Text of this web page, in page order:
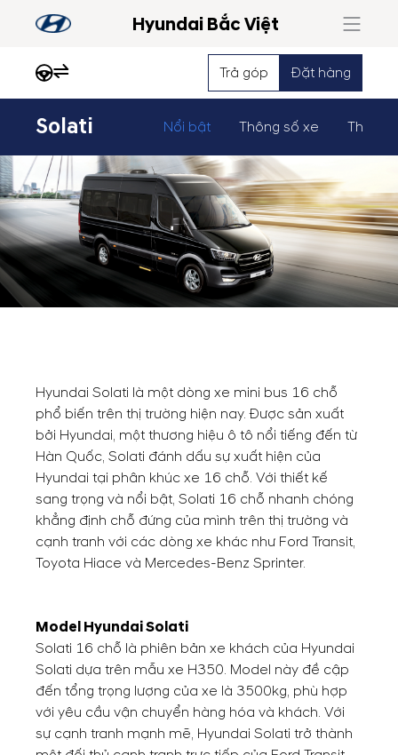
Hyundai Bắc Việt
Trả góp Đặt hàng
Solati Nổi bật Thông số xe Thông
Hyundai Solati là một dòng xe mini bus 16 chỗ
phổ biến trên thị trường hiện nay. Được sản xuất
bởi Hyundai, một thương hiệu ô tô nổi tiếng đến từ
Hàn Quốc, Solati đánh dấu sự xuất hiện của
Hyundai tại phân khúc xe 16 chỗ. Với thiết kế
sang trọng và nổi bật, Solati 16 chỗ nhanh chóng
khẳng định chỗ đứng của mình trên thị trường và
cạnh tranh với các dòng xe khác như Ford Transit,
Toyota Hiace và Mercedes-Benz Sprinter.
Model Hyundai Solati
Solati 16 chỗ là phiên bản xe khách của Hyundai
Solati dựa trên mẫu xe H350. Model này đề cập
đến tổng trọng lượng của xe là 3500kg, phù hợp
với yêu cầu vận chuyển hàng hóa và khách. Với
sự cạnh tranh mạnh mẽ, Hyundai Solati trở thành